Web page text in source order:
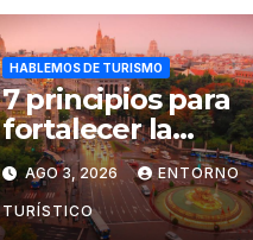
HABLEMOS DE TURISMO
7 principios para
fortalecer la
gestión de
destinos
turísticos, según
AGO 3, 2026 ENTORNO
TURÍSTICO